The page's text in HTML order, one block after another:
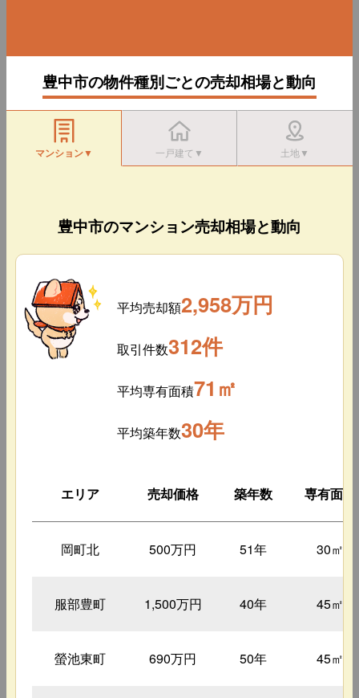
豊中市の物件種別ごとの売却相場と動向
マンション▼ 一戸建て▼ 土地▼
豊中市のマンション売却相場と動向
平均売却額2,958万円
取引件数312件
平均専有面積71㎡
平均築年数30年
エリア 売却価格 築年数 専有面積
岡町北 500万円 51年 30㎡
服部豊町 1,500万円 40年 45㎡
螢池東町 690万円 50年 45㎡